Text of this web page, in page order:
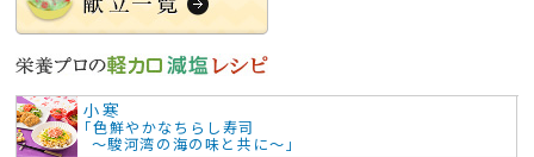
小寒
「色鮮やかなちらし寿司
～駿河湾の海の味と共に～」